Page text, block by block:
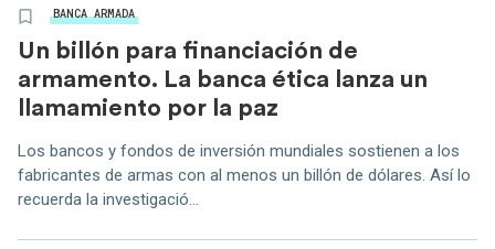
BANCA ARMADA
Un billón para financiación de
armamento. La banca ética lanza un
llamamiento por la paz
Los bancos y fondos de inversión mundiales sostienen a los
fabricantes de armas con al menos un billón de dólares. Así lo
recuerda la investigació...